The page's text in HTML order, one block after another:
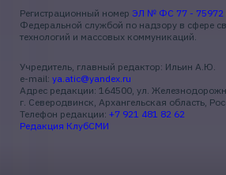
Регистрационный номер ЭЛ № ФС 77 - 75972
Федеральной службой по надзору в сфере
технологий и массовых коммуникаций.
Учредитель, главный редактор: Ильин А.Ю.
e-mail: ya.atic@yandex.ru
Адрес редакции: 164500, ул.
г. Северодвинск, Архангельская область,
Телефон редакции: +7 921 481 82 62
Редакция КлубСМИ